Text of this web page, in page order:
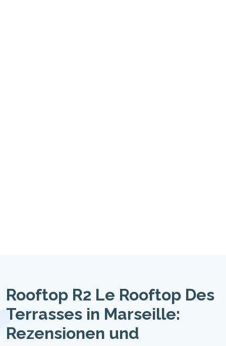
Rooftop R2 Le Rooftop Des
Terrasses in Marseille:
Rezensionen und